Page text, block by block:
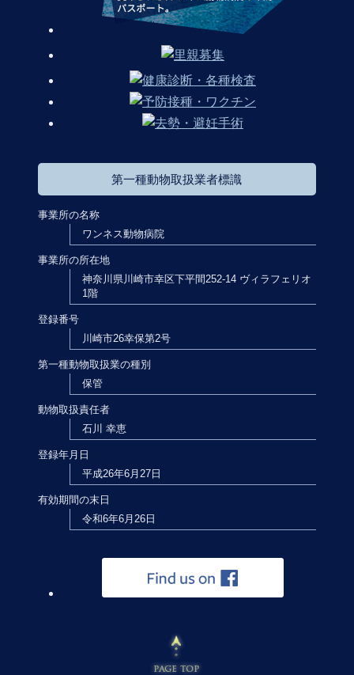
第一種動物取扱業者標識
事業所の名称
ワンネス動物病院
事業所の所在地
神奈川県川崎市幸区下平間252-14 ヴィラフェリオ
1階
登録番号
川崎市26幸保第2号
第一種動物取扱業の種別
保管
動物取扱責任者
石川 幸恵
登録年月日
平成26年6月27日
有効期間の末日
令和6年6月26日